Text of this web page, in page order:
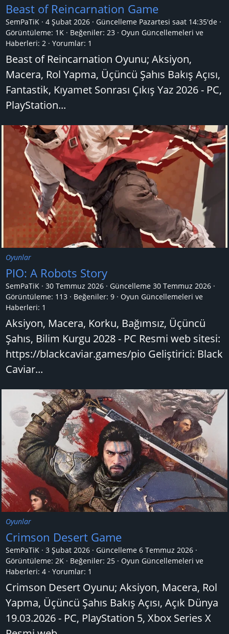
Beast of Reincarnation Game
SemPaTiK 4 Şubat 2026 Güncelleme Pazartesi saat 14:35'de
Görüntüleme: 1K
Beğeniler: 23
Oyun Güncellemeleri ve
Haberleri: 2 Yorumlar: 1
Beast of Reincarnation Oyunu; Aksiyon,
Macera, Rol Yapma, Üçüncü Şahıs Bakış Açısı,
Fantastik, Kıyamet Sonrası Çıkış Yaz 2026 - PC,
PlayStation...
Oyunlar
PIO: A Robots Story
SemPaTiK 30 Temmuz 2026 Güncelleme 30 Temmuz 2026
Görüntüleme: 113
Beğeniler: 9
Oyun Güncellemeleri ve
Haberleri: 1
Aksiyon, Macera, Korku, Bağımsız, Üçüncü
Şahıs, Bilim Kurgu 2028 - PC Resmi web sitesi:
https://blackcaviar.games/pio Geliştirici: Black
Caviar...
Oyunlar
Crimson Desert Game
SemPaTiK 3 Şubat 2026 Güncelleme 6 Temmuz 2026
Görüntüleme: 2K
Beğeniler: 25
Oyun Güncellemeleri ve
Haberleri: 4 Yorumlar: 1
Crimson Desert Oyunu; Aksiyon, Macera, Rol
Yapma, Üçüncü Şahıs Bakış Açısı, Açık Dünya
19.03.2026 - PC, PlayStation 5, Xbox Series X